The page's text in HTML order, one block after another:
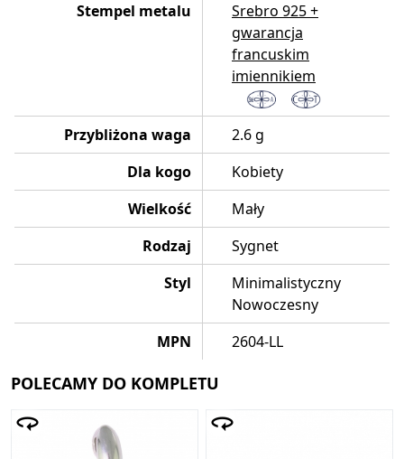
Stempel metalu
Srebro 925 +
gwarancja
francuskim
imiennikiem
Przybliżona waga
2.6 g
Dla kogo
Kobiety
Wielkość
Mały
Rodzaj
Sygnet
Styl
Minimalistyczny
Nowoczesny
MPN
2604-LL
POLECAMY DO KOMPLETU